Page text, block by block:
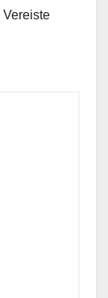
Vereiste